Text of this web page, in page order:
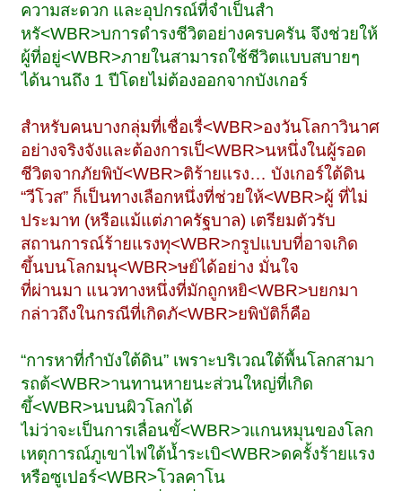
ความสะดวก และอุปกรณ์ที่จำเป็นสำ
หรั<WBR>บการดำรงชีวิตอย่างครบครัน จึงช่วยให้
ผู้ที่อยู่<WBR>ภายในสามารถใช้ชีวิตแบบสบายๆ
ได้นานถึง 1 ปีโดยไม่ต้องออกจากบังเกอร์
สำหรับคนบางกลุ่มที่เชื่อเรื่<WBR>องวันโลกาวินาศ
อย่างจริงจังและต้องการเป็<WBR>นหนึ่งในผู้รอด
ชีวิตจากภัยพิบั<WBR>ติร้ายแรง… บังเกอร์ใต้ดิน
“วีโวส” ก็เป็นทางเลือกหนึ่งที่ช่วยให้<WBR>ผู้ ที่ไม่
ประมาท (หรือแม้แต่ภาครัฐบาล) เตรียมตัวรับ
สถานการณ์ร้ายแรงทุ<WBR>กรูปแบบที่อาจเกิด
ขึ้นบนโลกมนุ<WBR>ษย์ได้อย่าง มั่นใจ
ที่ผ่านมา แนวทางหนึ่งที่มักถูกหยิ<WBR>บยกมา
กล่าวถึงในกรณีที่เกิดภั<WBR>ยพิบัติก็คือ
“การหาที่กำบังใต้ดิน” เพราะบริเวณใต้พื้นโลกสามา
รถต้<WBR>านทานหายนะส่วนใหญ่ที่เกิด
ขึ้<WBR>นบนผิวโลกได้
ไม่ว่าจะเป็นการเลื่อนขั้<WBR>วแกนหมุนของโลก
เหตุการณ์ภูเขาไฟใต้น้ำระเบิ<WBR>ดครั้งร้ายแรง
หรือซูเปอร์<WBR>โวลคาโน